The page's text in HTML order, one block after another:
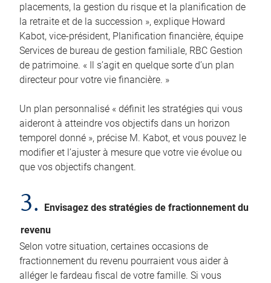
placements, la gestion du risque et la planification de
la retraite et de la succession », explique Howard
Kabot, vice-président, Planification financière, équipe
Services de bureau de gestion familiale, RBC Gestion
de patrimoine. « Il s’agit en quelque sorte d’un plan
directeur pour votre vie financière. »
Un plan personnalisé « définit les stratégies qui vous
aideront à atteindre vos objectifs dans un horizon
temporel donné », précise M. Kabot, et vous pouvez le
modifier et l’ajuster à mesure que votre vie évolue ou
que vos objectifs changent.
3.
Envisagez des stratégies de fractionnement du
revenu
Selon votre situation, certaines occasions de
fractionnement du revenu pourraient vous aider à
alléger le fardeau fiscal de votre famille. Si vous